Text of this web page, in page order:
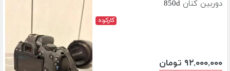
دوربین کنان 850d
کارکرده
۹۲,۰۰۰,۰۰۰ تومان